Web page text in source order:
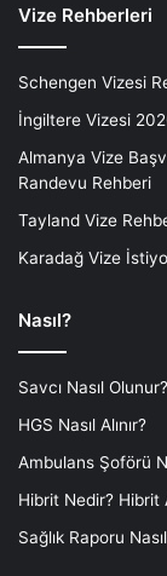
Vize Rehberleri
Schengen Vizesi
İngiltere Vizesi
Almanya Vize
Randevu Rehberi
Tayland Vize
Karadağ Vize
Nasıl?
Savcı Nasıl Olunur?
HGS Nasıl Alınır?
Ambulans Şoförü
Hibrit Nedir? Hibrit
Sağlık Raporu